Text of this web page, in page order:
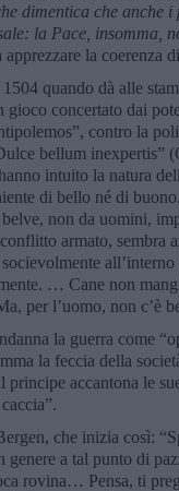
dimentica che anche
la Pace, insomma,
apprezzare la coerenza
quando dà alle
concertato dai
contro la
bellum inexpertis”
intuito la natura
di bello né di
non da uomini,
armato, sembra
… Cane non
per l’uomo, non c’è
la guerra come
la feccia della
accantona le
che inizia così:
a tal punto di
rovina… Pensa, ti